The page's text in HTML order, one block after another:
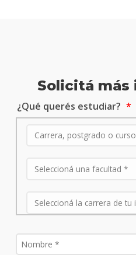
Solicitá más
¿Qué querés estudiar?